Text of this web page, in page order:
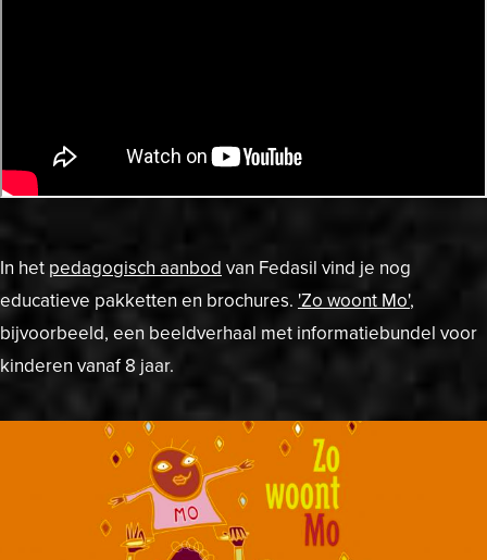
In het pedagogisch aanbod van Fedasil vind je nog
educatieve pakketten en brochures. 'Zo woont Mo',
bijvoorbeeld, een beeldverhaal met informatiebundel voor
kinderen vanaf 8 jaar.